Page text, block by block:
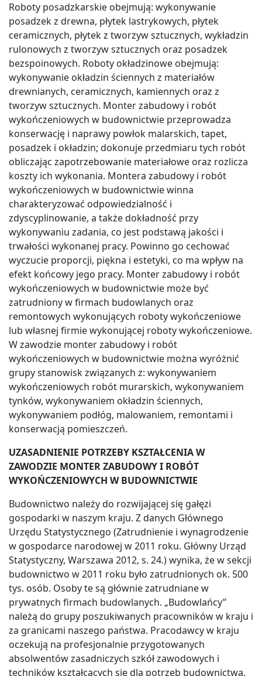
Roboty posadzkarskie obejmują: wykonywanie
posadzek z drewna, płytek lastrykowych, płytek
ceramicznych, płytek z tworzyw sztucznych, wykładzin
rulonowych z tworzyw sztucznych oraz posadzek
bezspoinowych. Roboty okładzinowe obejmują:
wykonywanie okładzin ściennych z materiałów
drewnianych, ceramicznych, kamiennych oraz z
tworzyw sztucznych. Monter zabudowy i robót
wykończeniowych w budownictwie przeprowadza
konserwację i naprawy powłok malarskich, tapet,
posadzek i okładzin; dokonuje przedmiaru tych robót
obliczając zapotrzebowanie materiałowe oraz rozlicza
koszty ich wykonania. Montera zabudowy i robót
wykończeniowych w budownictwie winna
charakteryzować odpowiedzialność i
zdyscyplinowanie, a także dokładność przy
wykonywaniu zadania, co jest podstawą jakości i
trwałości wykonanej pracy. Powinno go cechować
wyczucie proporcji, piękna i estetyki, co ma wpływ na
efekt końcowy jego pracy. Monter zabudowy i robót
wykończeniowych w budownictwie może być
zatrudniony w firmach budowlanych oraz
remontowych wykonujących roboty wykończeniowe
lub własnej firmie wykonującej roboty wykończeniowe.
W zawodzie monter zabudowy i robót
wykończeniowych w budownictwie można wyróżnić
grupy stanowisk związanych z: wykonywaniem
wykończeniowych robót murarskich, wykonywaniem
tynków, wykonywaniem okładzin ściennych,
wykonywaniem podłóg, malowaniem, remontami i
konserwacją pomieszczeń.
UZASADNIENIE POTRZEBY KSZTAŁCENIA W
ZAWODZIE MONTER ZABUDOWY I ROBÓT
WYKOŃCZENIOWYCH W BUDOWNICTWIE
Budownictwo należy do rozwijającej się gałęzi
gospodarki w naszym kraju. Z danych Głównego
Urzędu Statystycznego (Zatrudnienie i wynagrodzenie
w gospodarce narodowej w 2011 roku. Główny Urząd
Statystyczny, Warszawa 2012, s. 24.) wynika, że w sekcji
budownictwo w 2011 roku było zatrudnionych ok. 500
tys. osób. Osoby te są głównie zatrudniane w
prywatnych firmach budowlanych. „Budowlańcy”
należą do grupy poszukiwanych pracowników w kraju i
za granicami naszego państwa. Pracodawcy w kraju
oczekują na profesjonalnie przygotowanych
absolwentów zasadniczych szkół zawodowych i
techników kształcących się dla potrzeb budownictwa.